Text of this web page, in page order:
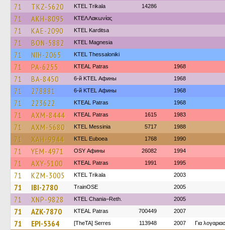
71 TKZ-5620 ΚΤΕL Τrikala 14286
71 AKH-8095 ΚΤΕΛ Λακωνίας
71 KAE-2090 ΚΤΕL Karditsa
71 BON-5882 ΚΤΕL Magnesia
71 NIH-2065 KTEL Thessaloniki
71 PA-6255 KTEAL Patras 1968
71 BA-8450 6-й KTEL Афины 1968
71 278881 6-й KTEL Афины 1968
71 223622 KTEAL Patras 1968
71 AXM-8444 KTEAL Patras 1615 1983
71 AXM-5680 KTEL Messinia 5717 1988
71 XAH-9944 ΚΤΕL Euboea 1768 1990
71 YEM-4971 OSY Афины 26082 1994
71 AXY-5100 KTEAL Patras 1991 1995
71 KZM-3005 ΚΤΕL Τrikala 2003
71 IBI-2780 TrainΟSE 2005
71 XNP-9828 KTEL Chania–Reth. 2005
71 AZK-7870 KTEAL Patras 700449 2007
71 EPI-5364 [TheTA] Serres 113948 2007 Για